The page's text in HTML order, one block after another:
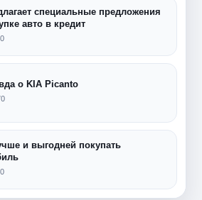
специальные предложения
авто в кредит
0
о KIA Picanto
0
и выгодней покупать
0